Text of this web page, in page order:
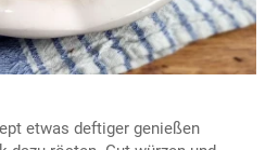
etwas deftiger genießen